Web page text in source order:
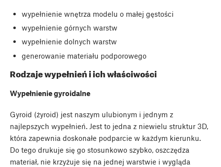
wypełnienie wnętrza modelu o małej gęstości
wypełnienie górnych warstw
wypełnienie dolnych warstw
generowanie materiału podporowego
Rodzaje wypełnień i ich właściwości
Wypełnienie gyroidalne
Gyroid (żyroid) jest naszym ulubionym i jednym z
najlepszych wypełnień. Jest to jedna z niewielu struktur 3D,
która zapewnia doskonałe podparcie w każdym kierunku.
Do tego drukuje się go stosunkowo szybko, oszczędza
materiał, nie krzyżuje się na jednej warstwie i wygląda